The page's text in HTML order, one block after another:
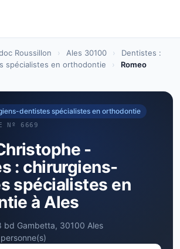
Roussillon › Ales 30100 ›
Dentistes :
spécialistes en orthodontie
›
Romeo
dentistes spécialistes en orthodontie
Nº 6669
-
: chirurgiens-
spécialistes en
à Ales
bd Gambetta, 30100 Ales